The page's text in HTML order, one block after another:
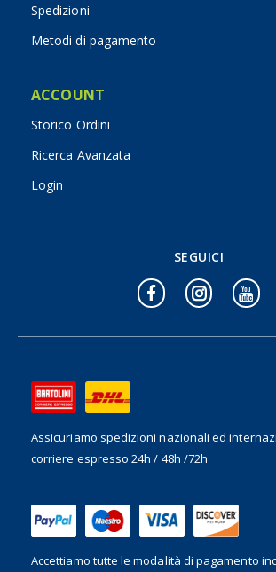
Spedizioni
Metodi di pagamento
ACCOUNT
Storico Ordini
Ricerca Avanzata
Login
Assicuriamo spedizioni nazionali ed
corriere espresso 24h / 48h /72h
Accettiamo tutte le modalità di pagamento
SEGUICI